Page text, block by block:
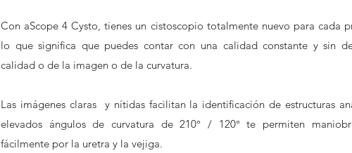
Con aScope 4 Cysto, tienes un cistoscopio totalmente nuevo para cada
lo que significa que puedes contar con una calidad constante y sin
calidad o de la imagen o de la curvatura.
Las imágenes claras y nítidas facilitan la identificación de estructuras
elevados ángulos de curvatura de 210° / 120° te permiten
fácilmente por la uretra y la vejiga.